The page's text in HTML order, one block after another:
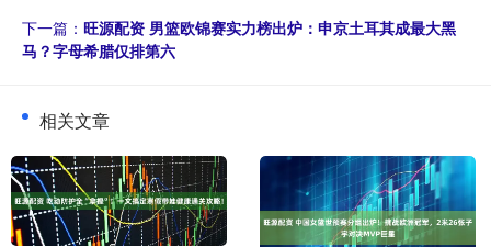
下一篇： 旺源配资 男篮欧锦赛实力榜出炉：申京土耳其成最大黑
马？字母希腊仅排第六
相关文章